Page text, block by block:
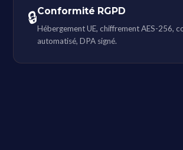
🔒Conformité RGPD
Hébergement UE, chiffrement AES-256,
automatisé, DPA signé.